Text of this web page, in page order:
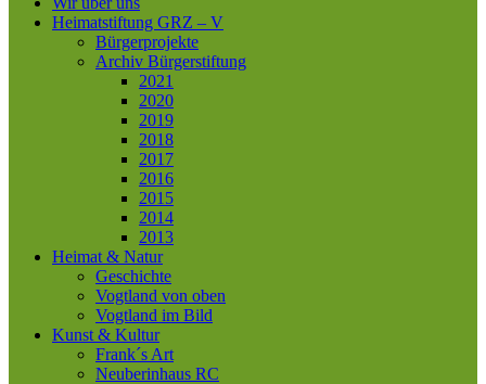
Heimatstiftung GRZ – V
Bürgerprojekte
Archiv Bürgerstiftung
2021
2020
2019
2018
2017
2016
2015
2014
2013
Heimat & Natur
Geschichte
Vogtland von oben
Vogtland im Bild
Kunst & Kultur
Frank´s Art
Neuberinhaus RC